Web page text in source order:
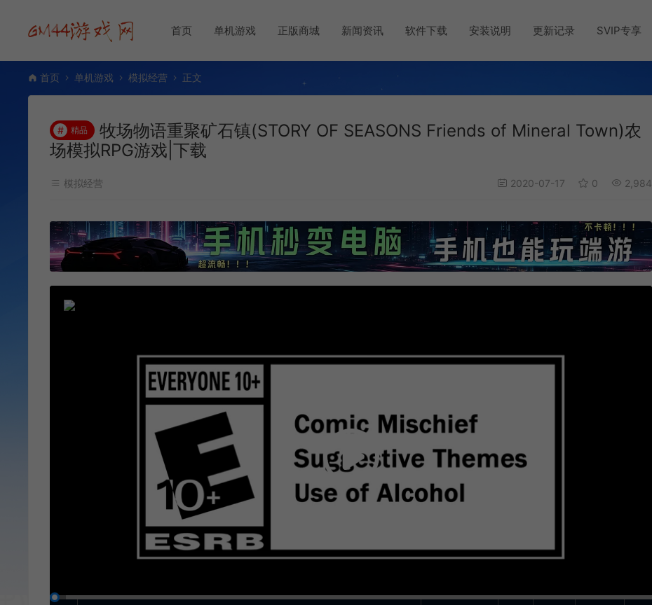
首页 单机游戏 正版商城 新闻资讯 软件下载 安装说明 更新记录 SVIP专享
首页 单机游戏 模拟经营 正文
# 精品
牧场物语重聚矿石镇(STORY OF SEASONS Friends of Mineral Town)农
场模拟RPG游戏|下载
模拟经营 2020-07-17 0 2,984